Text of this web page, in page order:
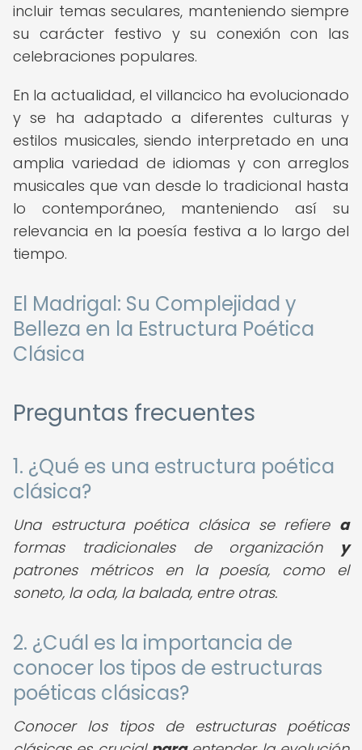
incluir temas seculares, manteniendo siempre
su carácter festivo y su conexión con las
celebraciones populares.
En la actualidad, el villancico ha evolucionado
y se ha adaptado a diferentes culturas y
estilos musicales, siendo interpretado en una
amplia variedad de idiomas y con arreglos
musicales que van desde lo tradicional hasta
lo contemporáneo, manteniendo así su
relevancia en la poesía festiva a lo largo del
tiempo.
El Madrigal: Su Complejidad y
Belleza en la Estructura Poética
Clásica
Preguntas frecuentes
1. ¿Qué es una estructura poética
clásica?
Una estructura poética clásica se refiere a
formas tradicionales de organización y
patrones métricos en la poesía, como el
soneto, la oda, la balada, entre otras.
2. ¿Cuál es la importancia de
conocer los tipos de estructuras
poéticas clásicas?
Conocer los tipos de estructuras poéticas